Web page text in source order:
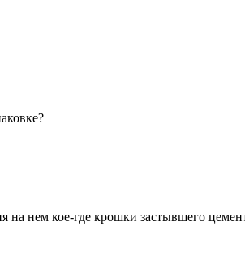
на нем кое-где крошки застывшего